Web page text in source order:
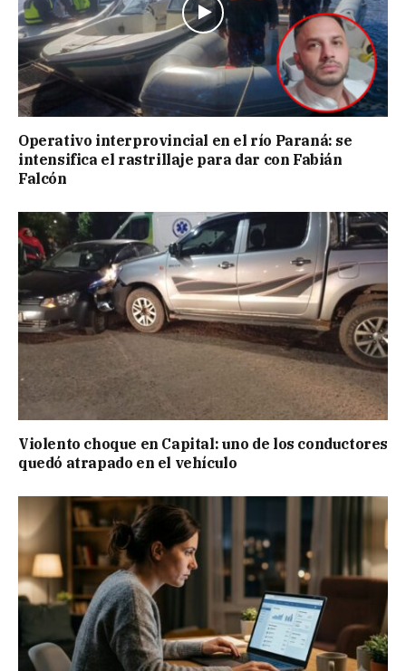
Operativo interprovincial en el río Paraná: se
intensifica el rastrillaje para dar con Fabián
Falcón
Violento choque en Capital: uno de los conductores
quedó atrapado en el vehículo